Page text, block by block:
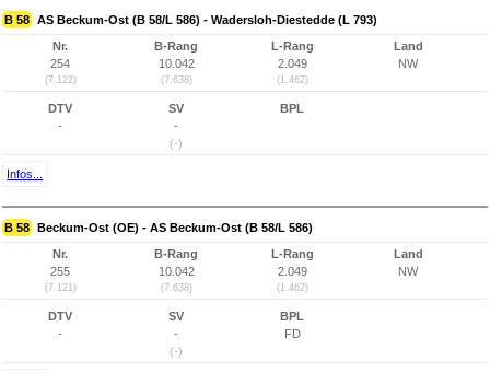
B 58 AS Beckum-Ost (B 58/L 586) - Wadersloh-Diestedde (L 793)
Nr.
254
(7.122)
B-Rang
10.042
(7.638)
L-Rang
2.049
(1.462)
Land
NW
DTV
-
SV
-
(-)
BPL
Infos...
B 58 Beckum-Ost (OE) - AS Beckum-Ost (B 58/L 586)
Nr.
255
(7.121)
B-Rang
10.042
(7.638)
L-Rang
2.049
(1.462)
Land
NW
DTV
-
SV
-
(-)
BPL
FD